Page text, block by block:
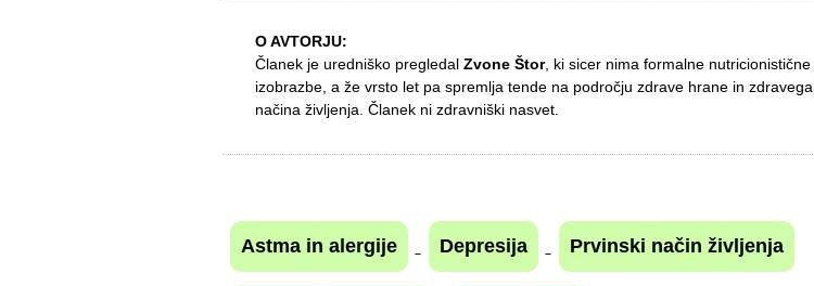
O AVTORJU:
Članek je uredniško pregledal Zvone Štor, ki sicer nima formalne nutricionistične
izobrazbe, a že vrsto let pa spremlja tende na področju zdrave hrane in zdravega
načina življenja. Članek ni zdravniški nasvet.
Astma in alergije Depresija Prvinski način življenja